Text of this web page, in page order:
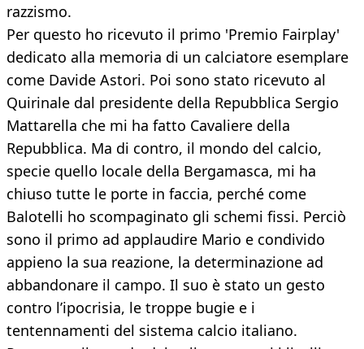
razzismo.
Per questo ho ricevuto il primo 'Premio Fairplay'
dedicato alla memoria di un calciatore esemplare
come Davide Astori. Poi sono stato ricevuto al
Quirinale dal presidente della Repubblica Sergio
Mattarella che mi ha fatto Cavaliere della
Repubblica. Ma di contro, il mondo del calcio,
specie quello locale della Bergamasca, mi ha
chiuso tutte le porte in faccia, perché come
Balotelli ho scompaginato gli schemi fissi. Perciò
sono il primo ad applaudire Mario e condivido
appieno la sua reazione, la determinazione ad
abbandonare il campo. Il suo è stato un gesto
contro l’ipocrisia, le troppe bugie e i
tentennamenti del sistema calcio italiano.